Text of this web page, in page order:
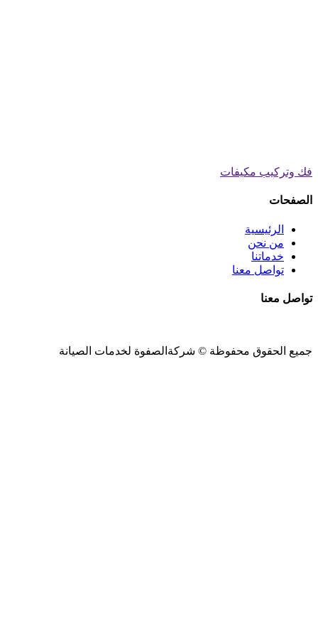
فك وتركيب مكيفات
الصفحات
الرئيسية
من نحن
خدماتنا
تواصل معنا
تواصل معنا
جميع الحقوق محفوظة © شركةالصفوة لخدمات الصيانة